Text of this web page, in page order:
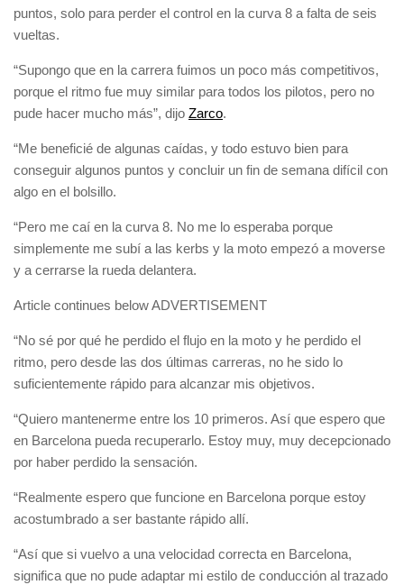
puntos, solo para perder el control en la curva 8 a falta de seis
vueltas.
“Supongo que en la carrera fuimos un poco más competitivos,
porque el ritmo fue muy similar para todos los pilotos, pero no
pude hacer mucho más”, dijo Zarco.
“Me beneficié de algunas caídas, y todo estuvo bien para
conseguir algunos puntos y concluir un fin de semana difícil con
algo en el bolsillo.
“Pero me caí en la curva 8. No me lo esperaba porque
simplemente me subí a las kerbs y la moto empezó a moverse
y a cerrarse la rueda delantera.
Article continues belowADVERTISEMENT
“No sé por qué he perdido el flujo en la moto y he perdido el
ritmo, pero desde las dos últimas carreras, no he sido lo
suficientemente rápido para alcanzar mis objetivos.
“Quiero mantenerme entre los 10 primeros. Así que espero que
en Barcelona pueda recuperarlo. Estoy muy, muy decepcionado
por haber perdido la sensación.
“Realmente espero que funcione en Barcelona porque estoy
acostumbrado a ser bastante rápido allí.
“Así que si vuelvo a una velocidad correcta en Barcelona,
significa que no pude adaptar mi estilo de conducción al trazado